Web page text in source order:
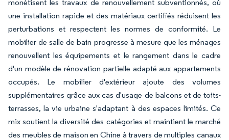
monétisent les travaux de renouvellement subventionnés, où
une installation rapide et des matériaux certifiés réduisent les
perturbations et respectent les normes de conformité. Le
mobilier de salle de bain progresse à mesure que les ménages
renouvellent les équipements et le rangement dans le cadre
d'un modèle de rénovation partielle adapté aux appartements
occupés. Le mobilier d'extérieur ajoute des volumes
supplémentaires grâce aux cas d'usage de balcons et de toits-
terrasses, la vie urbaine s'adaptant à des espaces limités. Ce
mix soutient la diversité des catégories et maintient le marché
des meubles de maison en Chine à travers de multiples canaux